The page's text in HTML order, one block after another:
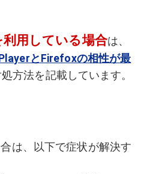
用している場合は、
とFirefoxの相性が最
方法を記載しています。
は、以下で症状が解決す